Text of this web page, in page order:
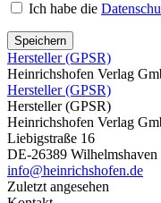
Ich habe die
Speichern
Hersteller (GPSR)
Heinrichshofen Verlag
Hersteller (GPSR)
Hersteller (GPSR)
Heinrichshofen Verlag
Liebigstraße 16
DE-26389 Wilhelmshaven
info@heinrichshofen.de
Zuletzt angesehen